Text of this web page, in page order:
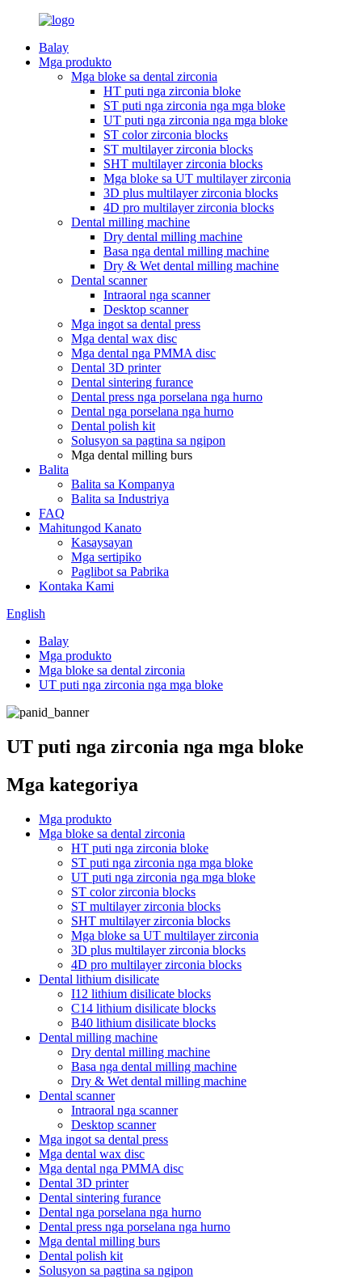
Balay
Mga produkto
Mga bloke sa dental zirconia
HT puti nga zirconia bloke
ST puti nga zirconia nga mga bloke
UT puti nga zirconia nga mga bloke
ST color zirconia blocks
ST multilayer zirconia blocks
SHT multilayer zirconia blocks
Mga bloke sa UT multilayer zirconia
3D plus multilayer zirconia blocks
4D pro multilayer zirconia blocks
Dental milling machine
Dry dental milling machine
Basa nga dental milling machine
Dry & Wet dental milling machine
Dental scanner
Intraoral nga scanner
Desktop scanner
Mga ingot sa dental press
Mga dental wax disc
Mga dental nga PMMA disc
Dental 3D printer
Dental sintering furance
Dental press nga porselana nga hurno
Dental nga porselana nga hurno
Dental polish kit
Solusyon sa pagtina sa ngipon
Mga dental milling burs
Balita
Balita sa Kompanya
Balita sa Industriya
FAQ
Mahitungod Kanato
Kasaysayan
Mga sertipiko
Paglibot sa Pabrika
Kontaka Kami
English
Balay
Mga produkto
Mga bloke sa dental zirconia
UT puti nga zirconia nga mga bloke
UT puti nga zirconia nga mga bloke
Mga kategoriya
Mga produkto
Mga bloke sa dental zirconia
HT puti nga zirconia bloke
ST puti nga zirconia nga mga bloke
UT puti nga zirconia nga mga bloke
ST color zirconia blocks
ST multilayer zirconia blocks
SHT multilayer zirconia blocks
Mga bloke sa UT multilayer zirconia
3D plus multilayer zirconia blocks
4D pro multilayer zirconia blocks
Dental lithium disilicate
I12 lithium disilicate blocks
C14 lithium disilicate blocks
B40 lithium disilicate blocks
Dental milling machine
Dry dental milling machine
Basa nga dental milling machine
Dry & Wet dental milling machine
Dental scanner
Intraoral nga scanner
Desktop scanner
Mga ingot sa dental press
Mga dental wax disc
Mga dental nga PMMA disc
Dental 3D printer
Dental sintering furance
Dental nga porselana nga hurno
Dental press nga porselana nga hurno
Mga dental milling burs
Dental polish kit
Solusyon sa pagtina sa ngipon